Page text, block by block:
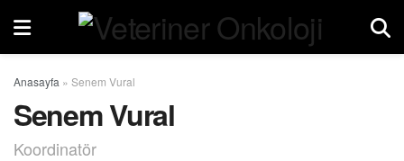
Anasayfa » Senem Vural
Senem Vural
Koordinatör